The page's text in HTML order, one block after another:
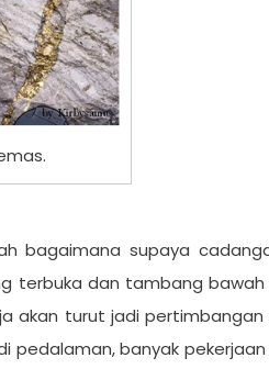
bagaimana supaya
terbuka dan tambang
akan turut jadi pertimbangan
pedalaman, banyak